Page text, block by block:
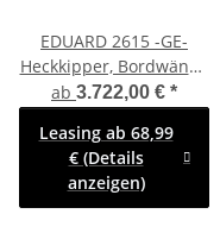
EDUARD 2615 -GE-
Heckkipper, Bordwände
30cm -1500kg- H-
Pumpe - Lfh: 63cm
-195/50R13 mit 2615 -
AufsatzBordwände
pendelbar - 30cm hoch
ab 3.722,00 € *
Leasing ab 68,99
€ (Details
anzeigen)